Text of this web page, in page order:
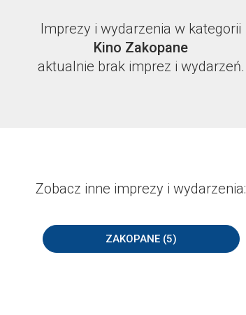
Imprezy i wydarzenia w kategorii
Kino Zakopane
aktualnie brak imprez i wydarzeń.
Zobacz inne imprezy i wydarzenia:
ZAKOPANE (5)